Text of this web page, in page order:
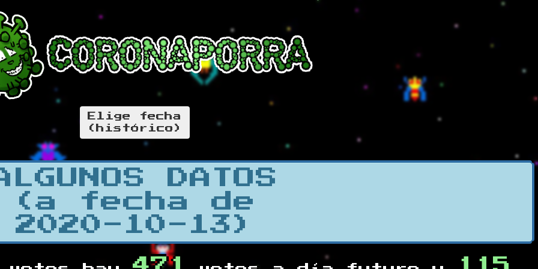
Elige fecha
(histórico)
DATOS
(a fecha de
2020-10-13)